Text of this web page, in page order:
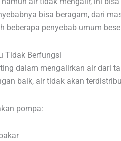
bisa beragam, dari
beberapa penyebab umum
Tidak Berfungsi
dalam mengalirkan air dari
baik, air tidak akan
pompa: